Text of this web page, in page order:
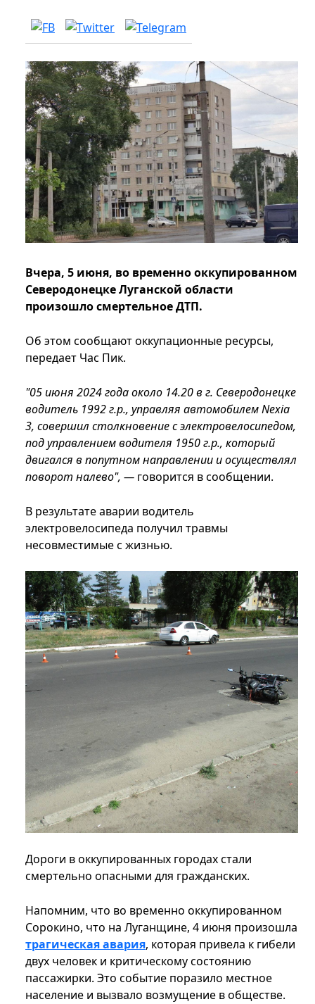
Вчера, 5 июня, во временно оккупированном
Северодонецке Луганской области
произошло смертельное ДТП.
Об этом сообщают оккупационные ресурсы,
передает Час Пик.
"05 июня 2024 года около 14.20 в г. Северодонецке
водитель 1992 г.р., управляя автомобилем Nexia
3, совершил столкновение с электровелосипедом,
под управлением водителя 1950 г.р., который
двигался в попутном направлении и осуществлял
поворот налево", — говорится в сообщении.
В результате аварии водитель
электровелосипеда получил травмы
несовместимые с жизнью.
Дороги в оккупированных городах стали
смертельно опасными для гражданских.
Напомним, что во временно оккупированном
Сорокино, что на Луганщине, 4 июня произошла
трагическая авария, которая привела к гибели
двух человек и критическому состоянию
пассажирки. Это событие поразило местное
население и вызвало возмущение в обществе.